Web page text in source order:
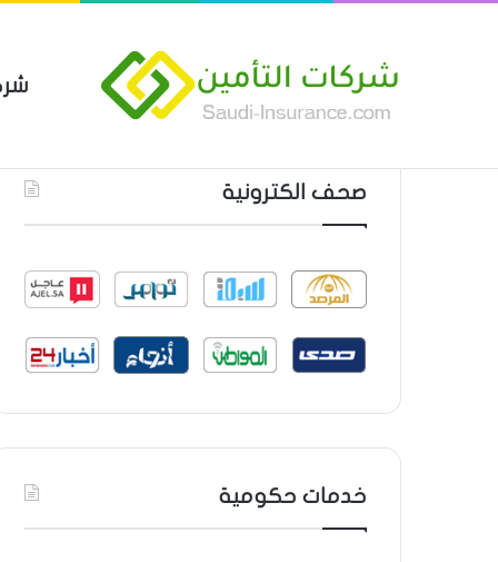
أحدث المواضيع بوليصة التأمين العام من شركة
صحف الكترونية
خدمات حكومية